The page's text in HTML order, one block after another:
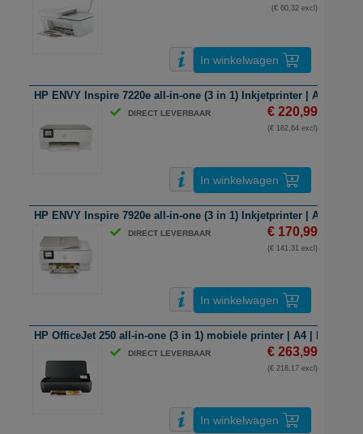
(€ 60,32 excl)
In winkelwagen
HP ENVY Inspire 7220e all-in-one (3 in 1) Inkjetprinter | A4 |
DIRECT LEVERBAAR € 220,99
(€ 182,64 excl)
In winkelwagen
HP ENVY Inspire 7920e all-in-one (3 in 1) Inkjetprinter | A4 |
DIRECT LEVERBAAR € 170,99
(€ 141,31 excl)
In winkelwagen
HP OfficeJet 250 all-in-one (3 in 1) mobiele printer | A4 | kleur |
DIRECT LEVERBAAR € 263,99
(€ 218,17 excl)
In winkelwagen